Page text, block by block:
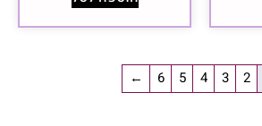
2
3
4
5
6
←